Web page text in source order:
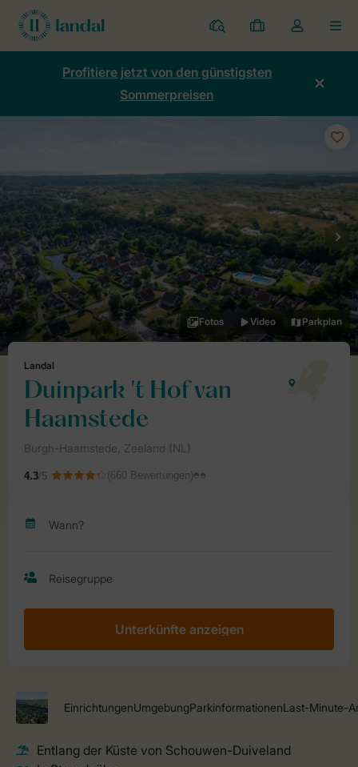
Ferienparks
Meine
Buchungen
Dropdown-
Menü
Kontos
Profitiere jetzt von den günstigsten
Sommerpreisen
Unterkünfte anzeigen